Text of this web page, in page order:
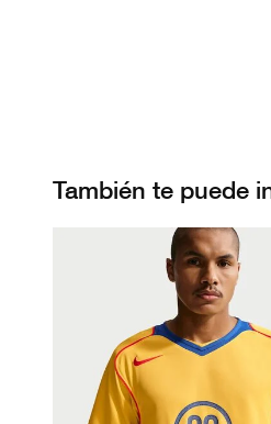
También te puede